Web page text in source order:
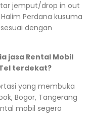
jemput/drop in out
Perdana kusuma
dengan
jasa Rental Mobil
terdekat?
yang membuka
Bogor, Tangerang
mobil segera